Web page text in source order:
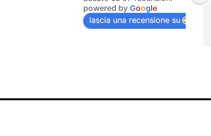
powered by Google
lascia una recensione su